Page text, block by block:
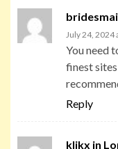
July 24, 2024
You need
finest
Reply
klikx in